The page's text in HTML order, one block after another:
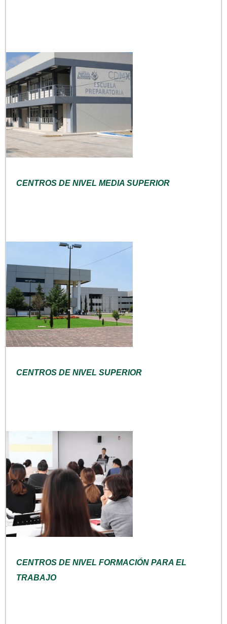
CENTROS DE NIVEL MEDIA SUPERIOR
CENTROS DE NIVEL SUPERIOR
CENTROS DE NIVEL FORMACIÓN PARA EL
TRABAJO